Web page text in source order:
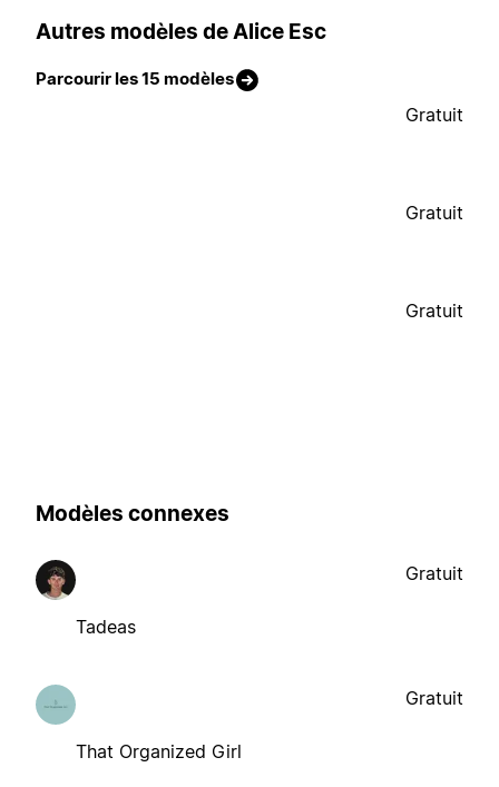
Autres modèles de Alice Esc
Parcourir les 15 modèles
Gratuit
Gratuit
Gratuit
Modèles connexes
Tadeas
Gratuit
That Organized Girl
Gratuit